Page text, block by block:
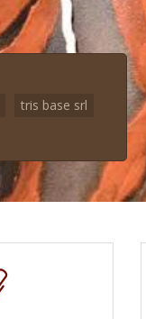
tris base srl